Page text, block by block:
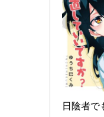
日陰者で